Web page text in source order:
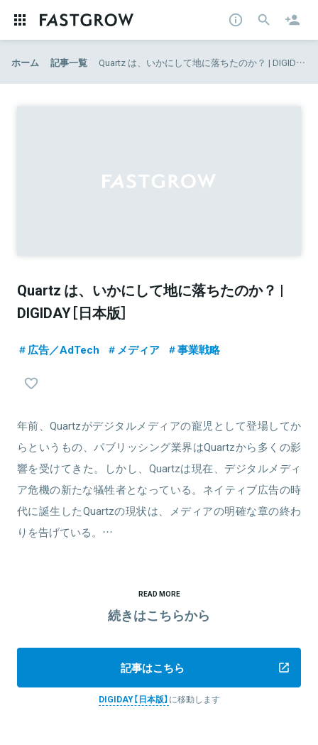
ホーム 記事一覧 Quartz は、いかにして地に落ちたのか？ | DIGIDAY［日本版］
Quartz は、いかにして地に落ちたのか？ |
DIGIDAY［日本版］
広告／AdTech メディア 事業戦略
年前、Quartzがデジタルメディアの寵児として登場してか
らというもの、パブリッシング業界はQuartzから多くの影
響を受けてきた。しかし、Quartzは現在、デジタルメディ
ア危機の新たな犠牲者となっている。ネイティブ広告の時
代に誕生したQuartzの現状は、メディアの明確な章の終わ
りを告げている。…
READ MORE
続きはこちらから
記事はこちら
DIGIDAY【日本版】 に移動します